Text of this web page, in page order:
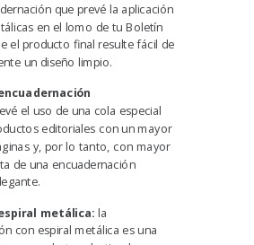
que prevé la aplicación
en el lomo de tu Boletín
el producto final resulte fácil de
un diseño limpio.
el uso de una cola especial
editoriales con un mayor
y, por lo tanto, con mayor
de una encuadernación
metálica: la
con espiral metálica es una